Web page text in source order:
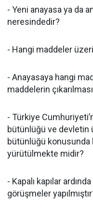
- Yeni anayasa ya da
neresindedir?
- Hangi maddeler
- Anayasaya hangi
maddelerin
- Türkiye
bütünlüğü ve
bütünlüğü konusunda
yürütülmekte midir?
- Kapalı kapılar
görüşmeler